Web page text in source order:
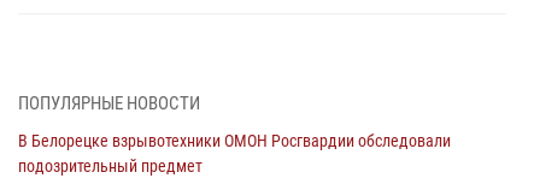
03 августа 2026, 04:30 8
В Башкирии росгвардейцы провели волейбольный турнир на
открытом воздухе
ПОПУЛЯРНЫЕ НОВОСТИ
В Белорецке взрывотехники ОМОН Росгвардии обследовали
подозрительный предмет